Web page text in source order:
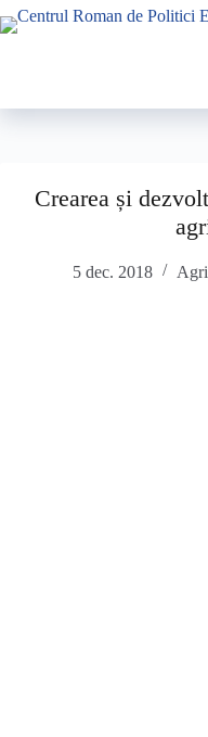
Crearea și
5 dec. 2018